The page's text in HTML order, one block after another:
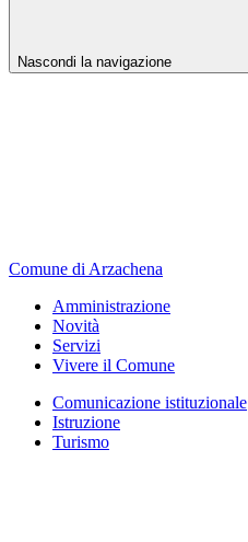
Nascondi la navigazione
Comune di Arzachena
Amministrazione
Novità
Servizi
Vivere il Comune
Comunicazione istituzionale
Istruzione
Turismo